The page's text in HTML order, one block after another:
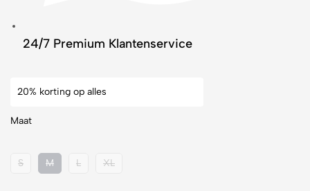
24/7 Premium Klantenservice
20% korting op alles
Maat
S M L XL